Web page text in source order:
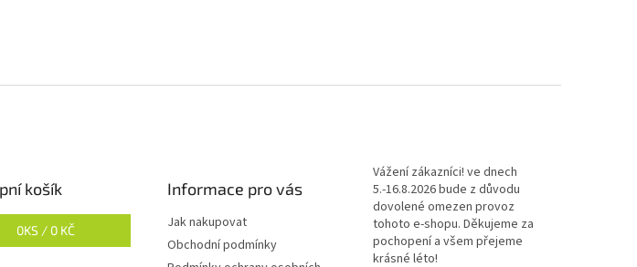
košík
0KS / 0 KČ
Informace pro vás
Jak nakupovat
Obchodní podmínky
Vážení zákazníci! ve dnech
5.-16.8.2026 bude z důvodu
dovolené omezen provoz
tohoto e-shopu. Děkujeme za
pochopení a všem přejeme
krásné léto!